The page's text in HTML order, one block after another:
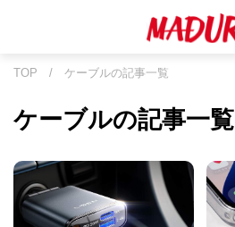
TOP / ケーブルの記事一覧
ケーブルの記事一覧